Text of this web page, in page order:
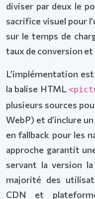
diviser par deux le
sacrifice visuel pour
sur le temps de
taux de conversion et
L’implémentation
la balise HTML
plusieurs sources
WebP) et d’inclure
en fallback pour les
approche garantit
servant la version
majorité des
CDN et